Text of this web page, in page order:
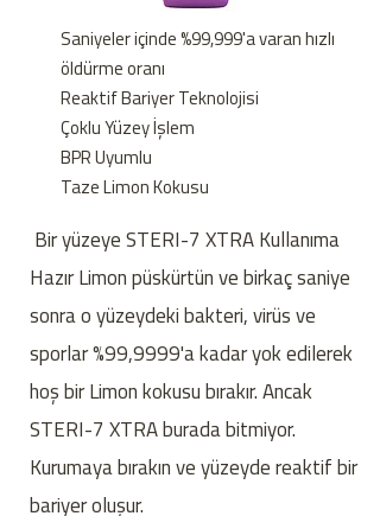
Bir yüzeye STERI-7 XTRA Kullanıma
Hazır Limon püskürtün ve birkaç saniye
sonra o yüzeydeki bakteri, virüs ve
sporlar %99,9999'a kadar yok edilerek
hoş bir Limon kokusu bırakır. Ancak
STERI-7 XTRA burada bitmiyor.
Kurumaya bırakın ve yüzeyde reaktif bir
bariyer oluşur.
Saniyeler içinde %99,999'a varan hızlı
öldürme oranı
Reaktif Bariyer Teknolojisi
Çoklu Yüzey İşlem
BPR Uyumlu
Taze Limon Kokusu